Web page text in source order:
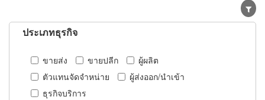
ประเภทธุรกิจ
ขายส่ง ขายปลีก
ผู้ผลิต
ตัวแทนจัดจำหน่าย
ผู้ส่งออก/นำเข้า
ธุรกิจบริการ